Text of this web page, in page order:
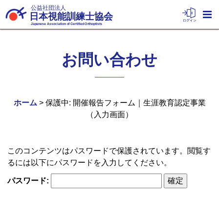
公益社団法人
日本視能訓練士協会
Japanese Association of Certified Orthoptists
お問い合わせ
ホーム > 保護中: 開催報告フォーム｜生涯教育認定事業
（入力画面）
このコンテンツはパスワードで保護されています。閲覧す
るには以下にパスワードを入力してください。
パスワード: